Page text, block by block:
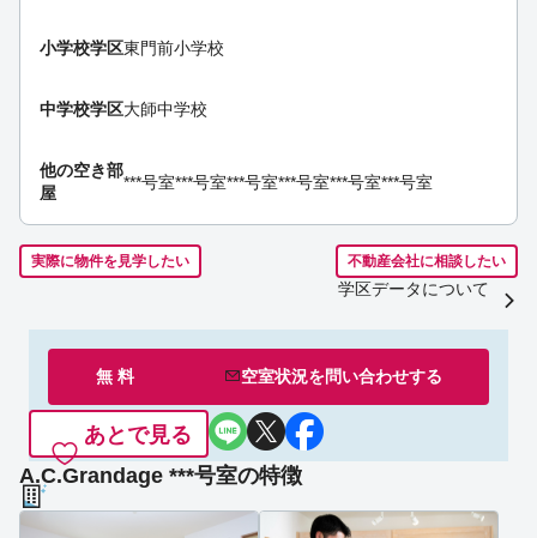
小学校学区東門前小学校
中学校学区大師中学校
他の空き部
屋
***号室***号室***号室***号室***号室***号室
実際に物件を見学したい 不動産会社に相談したい
学区データについて
無 料 空室状況を問い合わせする
あとで見る
A.C.Grandage ***号室の特徴